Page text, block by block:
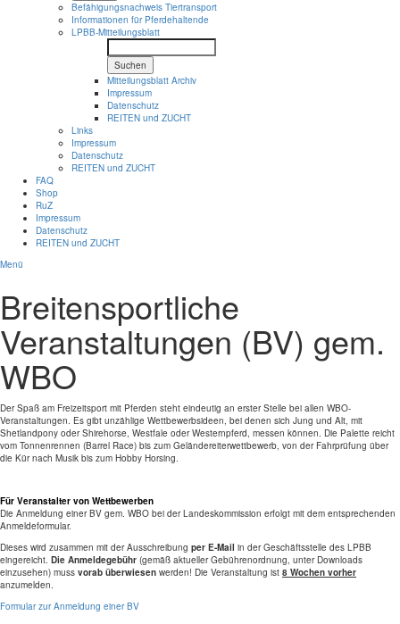
Befähigungsnachweis Tiertransport
Informationen für Pferdehaltende
LPBB-Mitteilungsblatt
Suchen
Mitteilungsblatt Archiv
Impressum
Datenschutz
REITEN und ZUCHT
Links
Impressum
Datenschutz
REITEN und ZUCHT
FAQ
Shop
RuZ
Impressum
Datenschutz
REITEN und ZUCHT
Menü
Breitensportliche
Veranstaltungen (BV) gem.
WBO
Der Spaß am Freizeitsport mit Pferden steht eindeutig an erster Stelle bei allen WBO-
Veranstaltungen. Es gibt unzählige Wettbewerbsideen, bei denen sich Jung und Alt, mit
Shetlandpony oder Shirehorse, Westfale oder Westernpferd, messen können. Die Palette reicht
vom Tonnenrennen (Barrel Race) bis zum Geländereiterwettbewerb, von der Fahrprüfung über
die Kür nach Musik bis zum Hobby Horsing.
Für Veranstalter von Wettbewerben
Die Anmeldung einer BV gem. WBO bei der Landeskommission erfolgt mit dem entsprechenden
Anmeldeformular.
Dieses wird zusammen mit der Ausschreibung per E-Mail in der Geschäftsstelle des LPBB
eingereicht. Die Anmeldegebühr (gemäß aktueller Gebührenordnung, unter Downloads
einzusehen) muss vorab überwiesen werden! Die Veranstaltung ist 8 Wochen vorher
anzumelden.
Formular zur Anmeldung einer BV